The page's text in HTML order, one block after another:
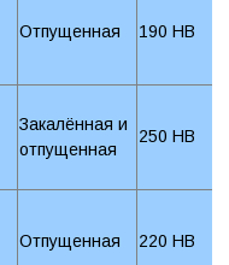
Отпущенная 190 HB
Закалённая и
отпущенная
250 HB
Отпущенная 220 HB